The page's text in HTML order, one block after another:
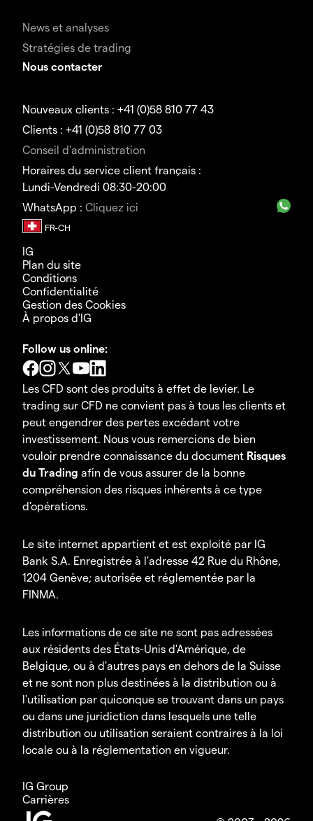
News et analyses
Stratégies de trading
Nous contacter
Nouveaux clients : +41 (0)58 810 77 43
Clients : +41 (0)58 810 77 03
Conseil d'administration
Horaires du service client français :
Lundi-Vendredi 08:30-20:00
WhatsApp : Cliquez ici
IG
Plan du site
Conditions
Confidentialité
Gestion des Cookies
À propos d'IG
Follow us online:
Les CFD sont des produits à effet de levier. Le
trading sur CFD ne convient pas à tous les clients et
peut engendrer des pertes excédant votre
investissement. Nous vous remercions de bien
vouloir prendre connaissance du document Risques
du Trading afin de vous assurer de la bonne
compréhension des risques inhérents à ce type
d'opérations.
Le site internet appartient et est exploité par IG
Bank S.A. Enregistrée à l'adresse 42 Rue du Rhône,
1204 Genève; autorisée et réglementée par la
FINMA.
Les informations de ce site ne sont pas adressées
aux résidents des États-Unis d'Amérique, de
Belgique, ou à d'autres pays en dehors de la Suisse
et ne sont non plus destinées à la distribution ou à
l'utilisation par quiconque se trouvant dans un pays
ou dans une juridiction dans lesquels une telle
distribution ou utilisation seraient contraires à la loi
locale ou à la réglementation en vigueur.
IG Group
Carrières